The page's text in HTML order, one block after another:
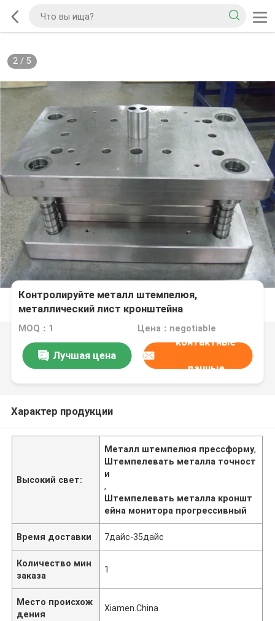
2/ 5
Контролируйте металл штемпелюя,
металлический лист кронштейна
прогрессивный умрите материальная
MOQ：1 Цена：negotiable
Лучшая цена
контактные
данные
Характер продукции
Высокий свет:
Металл штемпелюя прессформу,
Штемпелевать металла точност
и
,
Штемпелевать металла кроншт
ейна монитора прогрессивный
Время доставки 7дайс-35дайс
Количество мин
заказа
1
Место происхож
дения
Xiamen.China